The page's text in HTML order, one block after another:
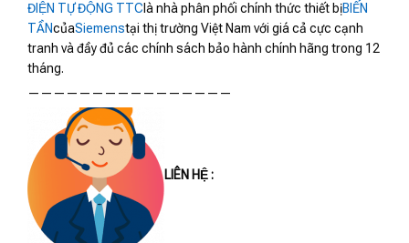
ĐIỆN TỰ ĐỘNG TTC là nhà phân phối chính thức thiết bịBIẾN
TẦNcủaSiemenstại thị trường Việt Nam với giá cả cực cạnh
tranh và đầy đủ các chính sách bảo hành chính hãng trong 12
tháng.
————————————————
LIÊN HỆ :